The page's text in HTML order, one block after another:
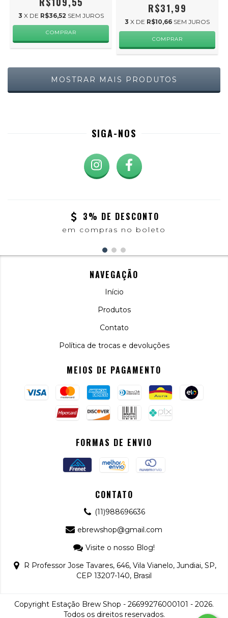
3 X DE R$36,52 SEM JUROS
COMPRAR
R$31,99
3 X DE R$10,66 SEM JUROS
MOSTRAR MAIS PRODUTOS
SIGA-NOS
3% DE DESCONTO
em compras no boleto
NAVEGAÇÃO
Início
Produtos
Contato
Política de trocas e devoluções
MEIOS DE PAGAMENTO
FORMAS DE ENVIO
CONTATO
(11)988696636
ebrewshop@gmail.com
Visite o nosso Blog!
R Professor Jose Tavares, 646, Vila Vianelo, Jundiai, SP,
CEP 13207-140, Brasil
Copyright Estação Brew Shop - 26699276000101 - 2026.
Todos os direitos reservados.